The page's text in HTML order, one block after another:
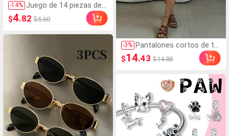
-14% Juego de 14 piezas de p
endientes de perlas de l
ujo, nuevo diseño minim
$4.82 $5.60
-3% Pantalones cortos de tra
je de mujer de cintura alt
a plisados para oficina d
o, ajuste ceñido, pierna a
ncha recta, sin cinturón,
casual, de trabajo a fin d
e semana
$14.43 $14.88